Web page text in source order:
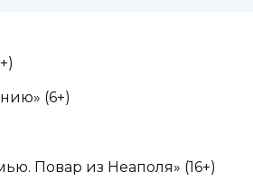
(6+)
Повар из Неаполя» (16+)